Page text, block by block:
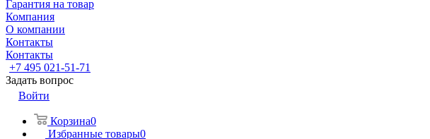
Гарантия на товар
Компания
О компании
Контакты
Контакты
+7 495 021-51-71
Задать вопрос
Войти
Корзина0
Избранные товары0